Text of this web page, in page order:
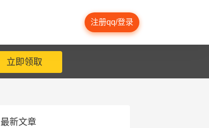
注册qq/登录
立即领取
最新文章